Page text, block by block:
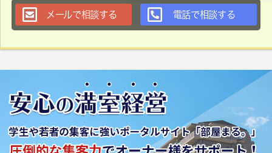
メールで相談する 電話で相談する